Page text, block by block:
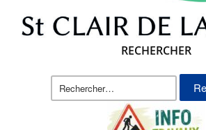
RECHERCHER
Rechercher :